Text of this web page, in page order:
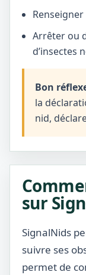
Arrêter ou
d’insectes
Bon
la
nid,
sur
SignalNids
suivre ses
permet de